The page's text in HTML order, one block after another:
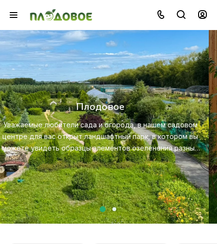
Озеленение
Создайте красивую и экологичную среду с помощью
профессионального ландшафтного дизайна, посадки и
ухода за растениями.
Посмотреть услугу